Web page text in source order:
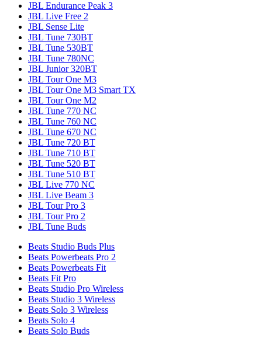
JBL Endurance Peak 3
JBL Live Free 2
JBL Sense Lite
JBL Tune 730BT
JBL Tune 530BT
JBL Tune 780NC
JBL Junior 320BT
JBL Tour One M3
JBL Tour One M3 Smart TX
JBL Tour One M2
JBL Tune 770 NC
JBL Tune 760 NC
JBL Tune 670 NC
JBL Tune 720 BT
JBL Tune 710 BT
JBL Tune 520 BT
JBL Tune 510 BT
JBL Live 770 NC
JBL Live Beam 3
JBL Tour Pro 3
JBL Tour Pro 2
JBL Tune Buds
Beats Studio Buds Plus
Beats Powerbeats Pro 2
Beats Powerbeats Fit
Beats Fit Pro
Beats Studio Pro Wireless
Beats Studio 3 Wireless
Beats Solo 3 Wireless
Beats Solo 4
Beats Solo Buds